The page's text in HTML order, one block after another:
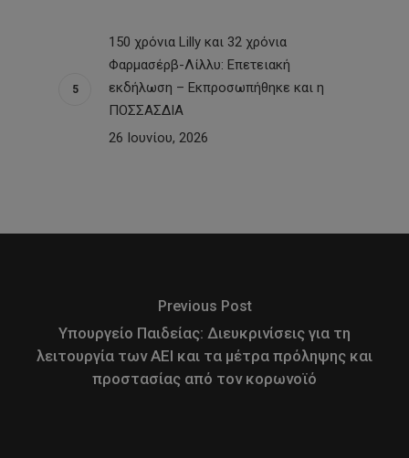
150 χρόνια Lilly και 32 χρόνια
Φαρμασέρβ-Λίλλυ: Eπετειακή
εκδήλωση – Εκπροσωπήθηκε και η
ΠΟΣΣΑΣΔΙΑ
26 Ιουνίου, 2026
Previous Post
Υπουργείο Παιδείας: Διευκρινίσεις για τη
λειτουργία των ΑΕΙ και τα μέτρα πρόληψης και
προστασίας από τον κορωνοϊό